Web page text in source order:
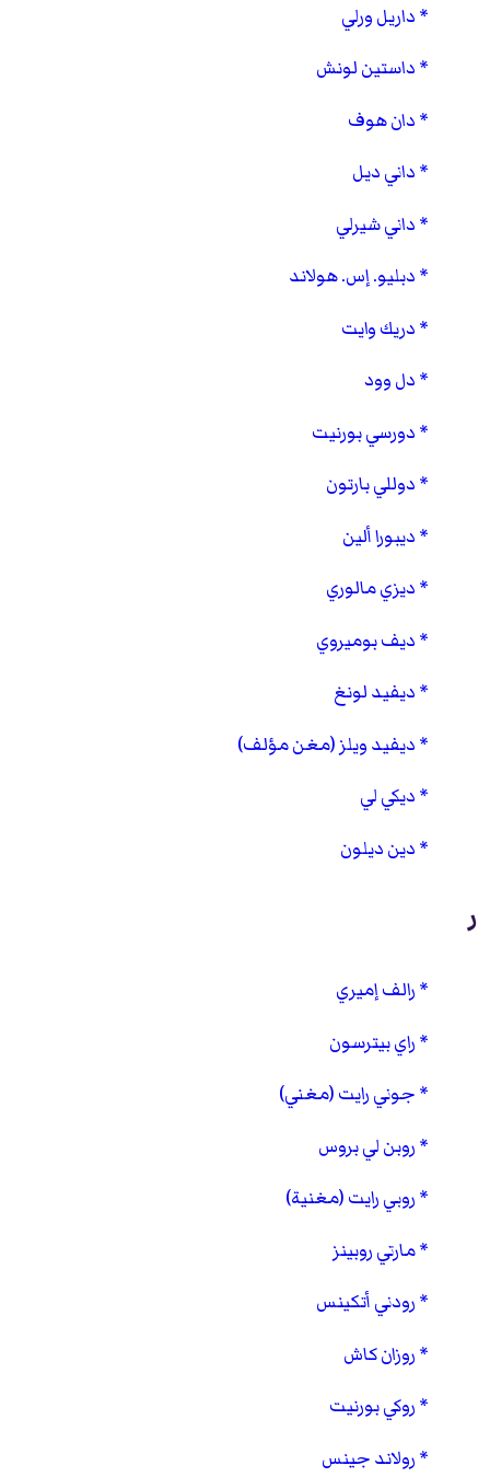
داريل ورلي
داستين لونش
دان هوف
داني ديل
داني شيرلي
دبليو. إس. هولاند
دريك وايت
دل وود
دورسي بورنيت
دوللي بارتون
ديبورا ألين
ديزي مالوري
ديف بوميروي
ديفيد لونغ
ديفيد ويلز (مغن مؤلف)
ديكي لي
دين ديلون
ر
رالف إميري
راي بيترسون
جوني رايت (مغني)
روبن لي بروس
روبي رايت (مغنية)
مارتي روبينز
رودني أتكينس
روزان كاش
روكي بورنيت
رولاند جينس